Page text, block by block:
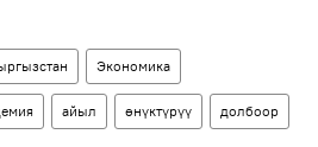
Экономика
айыл өнүктүрүү долбоор